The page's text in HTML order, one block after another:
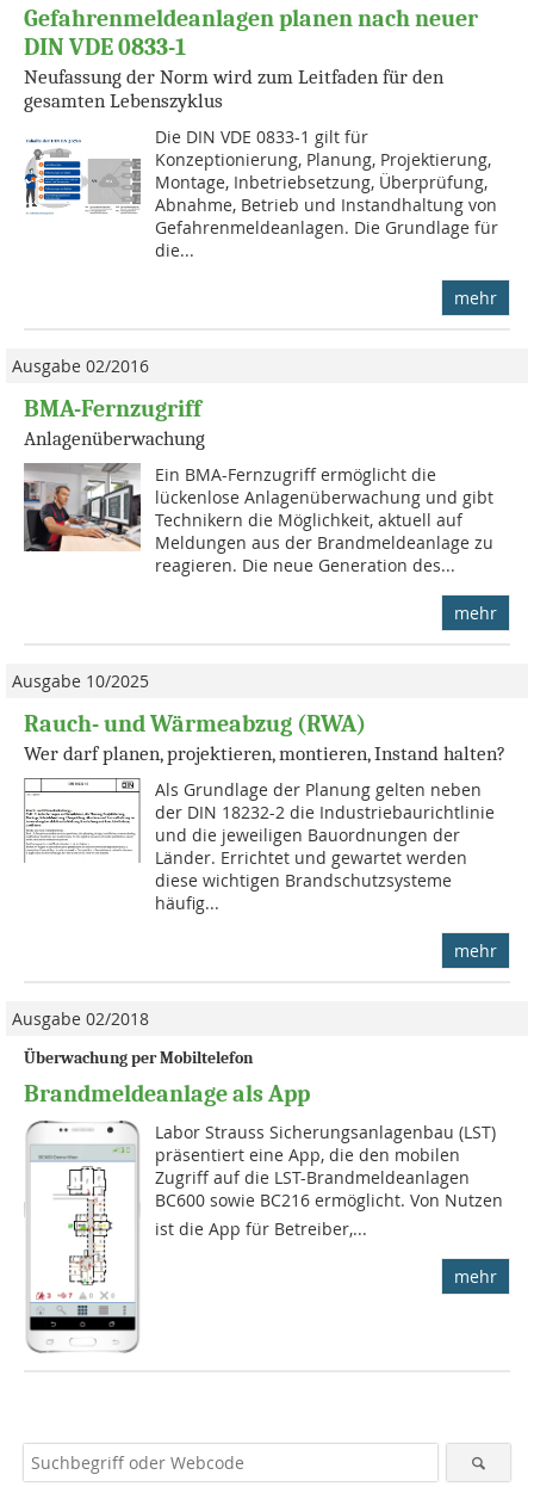
Gefahrenmeldeanlagen planen nach neuer
DIN VDE 0833-1
Neufassung der Norm wird zum Leitfaden für den
gesamten Lebenszyklus
Die DIN VDE 0833-1 gilt für
Konzeptionierung, Planung, Projektierung,
Montage, Inbetriebsetzung, Überprü­fung,
Abnahme, Betrieb und Instandhaltung von
Gefahrenmeldeanlagen. Die Grundlage für
die...
mehr
Ausgabe 02/2016
BMA-Fernzugriff
Anlagenüberwachung
Ein BMA-Fernzugriff ermöglicht die
lückenlose Anlagenüberwachung und gibt
Technikern die Möglichkeit, aktuell auf
Meldungen aus der Brandmeldeanlage zu
reagieren. Die neue Generation des...
mehr
Ausgabe 10/2025
Rauch- und Wärmeabzug (RWA)
Wer darf planen, projektieren, montieren, Instand halten?
Als Grundlage der Planung gelten neben
der DIN 18232-2 die Industriebaurichtlinie
und die jeweiligen Bauordnungen der
Länder. Errichtet und gewartet werden
diese wichtigen Brandschutzsysteme
häufig...
mehr
Ausgabe 02/2018
Überwachung per Mobiltelefon
Brandmeldeanlage als App
Labor Strauss Sicherungsanlagenbau (LST)
präsentiert eine App, die den mobilen
Zugriff auf die LST-Brandmeldeanlagen
BC600 sowie BC216 ermöglicht. Von Nutzen
ist die App für Betreiber,...
mehr